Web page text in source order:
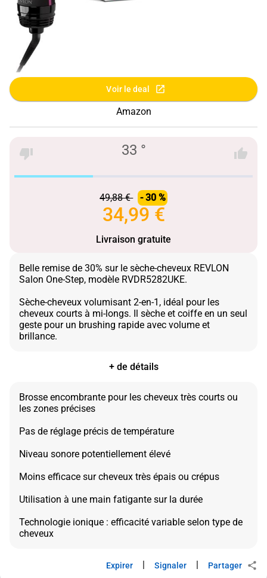
Voir le deal
Amazon
33 °
49,88 € - 30 %
34,99 €
Livraison gratuite
Belle remise de 30% sur le sèche-cheveux REVLON
Salon One-Step, modèle RVDR5282UKE.
Sèche-cheveux volumisant 2-en-1, idéal pour les
cheveux courts à mi-longs. Il sèche et coiffe en un seul
geste pour un brushing rapide avec volume et
+ de détails
Brosse encombrante pour les cheveux très courts ou
les zones précises
Pas de réglage précis de température
Niveau sonore potentiellement élevé
Moins efficace sur cheveux très épais ou crépus
Utilisation à une main fatigante sur la durée
Technologie ionique : efficacité variable selon type de
Expirer Signaler Partager